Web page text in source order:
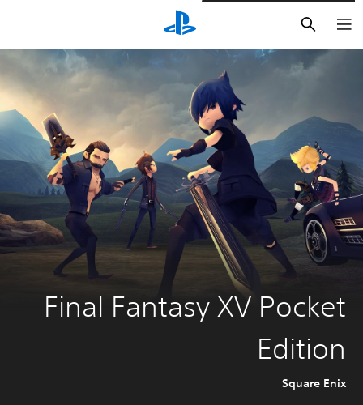
Final Fantasy XV Pocket
Edition
Square Enix